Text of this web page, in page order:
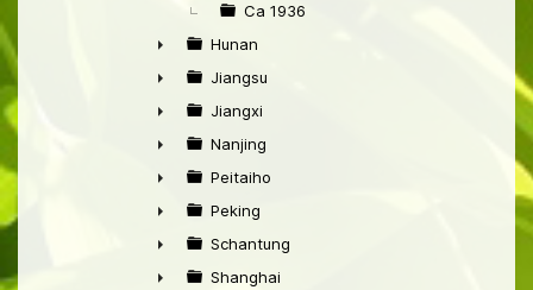
Ca 1936
►
Hunan
►
Jiangsu
►
Jiangxi
►
Nanjing
►
Peitaiho
►
Peking
►
Schantung
Shanghai